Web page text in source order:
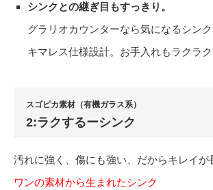
シンクとの継ぎ目もすっきり。
グラリオカウンターなら気になるシン
キマレス仕様設計。お手入れもラクラク
スゴピカ素材（有機ガラス系）
2:ラクするーシンク
汚れに強く、傷にも強い、だからキレイが
ワンの素材から生まれたシンク